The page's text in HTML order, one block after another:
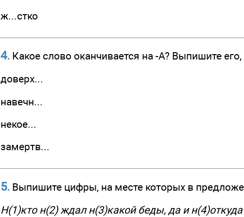
ж...стко
4. Какое слово оканчивается на -А? Выпишите
доверх...
навечн...
некое...
замертв...
5. Выпишите цифры, на месте которых в
Н(1)кто н(2) ждал н(3)какой беды, да и